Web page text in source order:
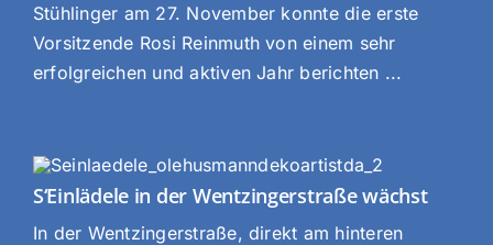
Stühlinger am 27. November konnte die erste
Vorsitzende Rosi Reinmuth von einem sehr
erfolgreichen und aktiven Jahr berichten ...
S‘Einlädele in der Wentzingerstraße wächst
In der Wentzingerstraße, direkt am hinteren